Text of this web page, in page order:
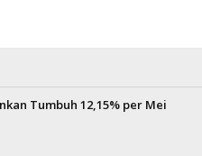
Tumbuh 12,15% per Mei